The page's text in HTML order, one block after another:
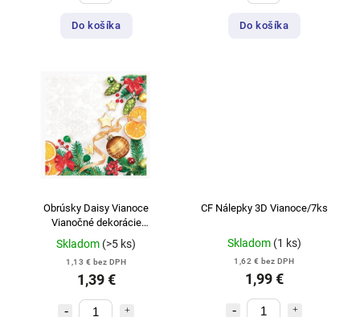
Do košíka Do košíka
Obrúsky Daisy Vianoce
Vianočné dekorácie
33x33cm/20ks/3 vrstvové
Skladom (>5 ks)
1,13 € bez DPH
1,39 €
CF Nálepky 3D Vianoce/7ks
Skladom (1 ks)
1,62 € bez DPH
1,99 €